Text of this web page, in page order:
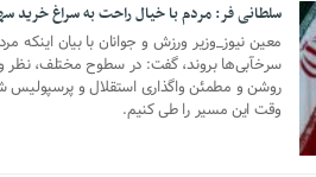
سلطانی فر: مردم با خیال راحت به سراغ خرید
معین نیوز_وزیر ورزش و جوانان با بیان اینکه
سرخآبی‌ها بروند، گفت: در سطوح مختلف، نظر
روشن و مطمئن واگذاری استقلال و
وقت این مسیر را طی کنیم.
رایزنی برای بازگشت ایران به